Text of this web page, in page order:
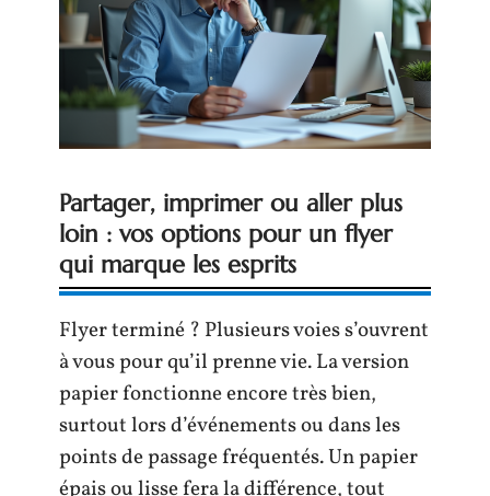
Partager, imprimer ou aller plus
loin : vos options pour un flyer
qui marque les esprits
Flyer terminé ? Plusieurs voies s’ouvrent
à vous pour qu’il prenne vie. La version
papier fonctionne encore très bien,
surtout lors d’événements ou dans les
points de passage fréquentés. Un papier
épais ou lisse fera la différence, tout